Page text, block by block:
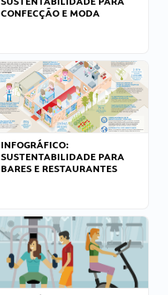
CONFECÇÃO E MODA
INFOGRÁFICO:
SUSTENTABILIDADE PARA
BARES E RESTAURANTES